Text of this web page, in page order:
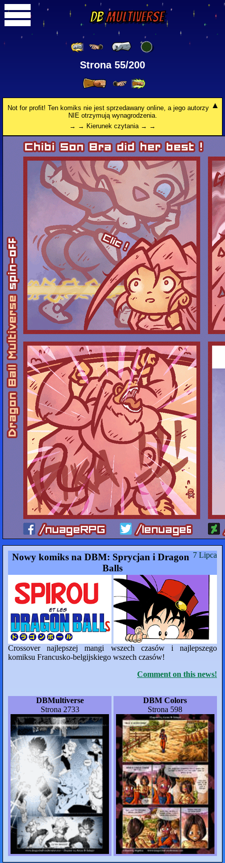
DBMultiverse
Strona 55/200
Not for profit! Ten komiks nie jest sprzedawany online, a jego autorzy
NIE otrzymują wynagrodzenia.
→ → Kierunek czytania → →
7 Lipca
Nowy komiks na DBM: Sprycjan i Dragon
Balls
Crossover najlepszej mangi wszech czasów i najlepszego
komiksu Francusko-belgijskiego wszech czasów!
Comment on this news!
DBMultiverse
Strona 2733
DBM Colors
Strona 598